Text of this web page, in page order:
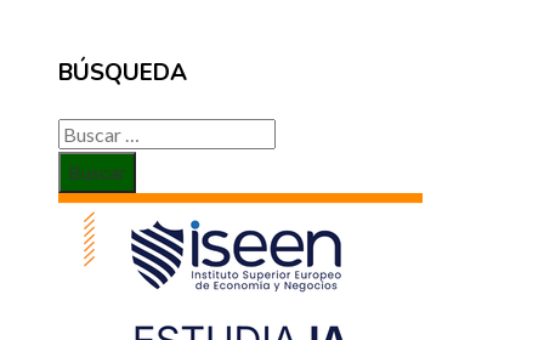
BÚSQUEDA
Buscar: